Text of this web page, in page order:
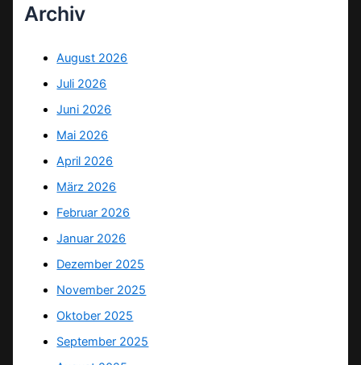
Archiv
August 2026
Juli 2026
Juni 2026
Mai 2026
April 2026
März 2026
Februar 2026
Januar 2026
Dezember 2025
November 2025
Oktober 2025
September 2025